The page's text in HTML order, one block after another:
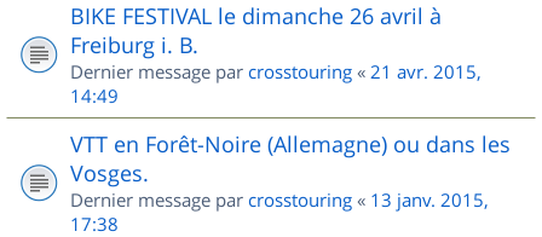
BIKE FESTIVAL le dimanche 26 avril à
Freiburg i. B.
Dernier message par crosstouring « 21 avr. 2015,
14:49
VTT en Forêt-Noire (Allemagne) ou dans les
Vosges.
Dernier message par crosstouring « 13 janv. 2015,
17:38